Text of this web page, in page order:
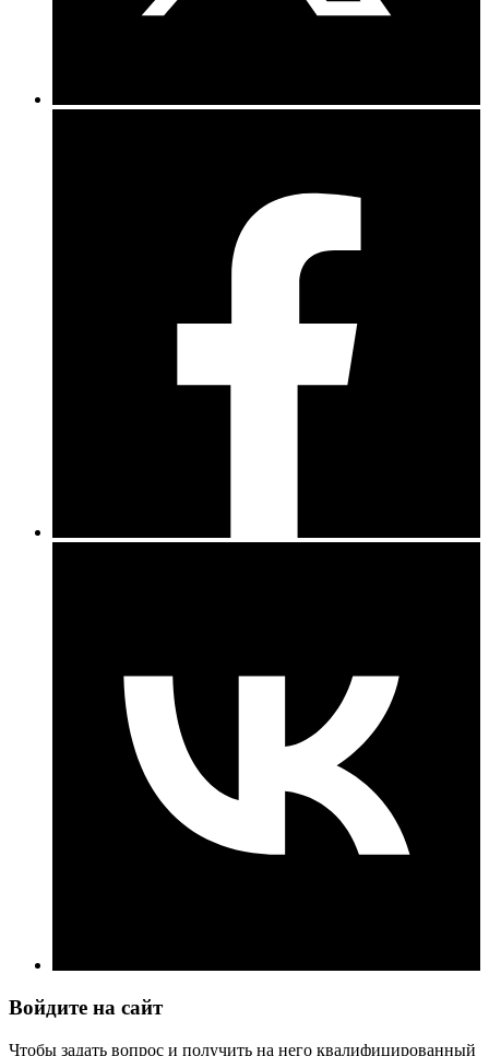
Войдите на сайт
Чтобы задать вопрос и получить на него квалифицированный